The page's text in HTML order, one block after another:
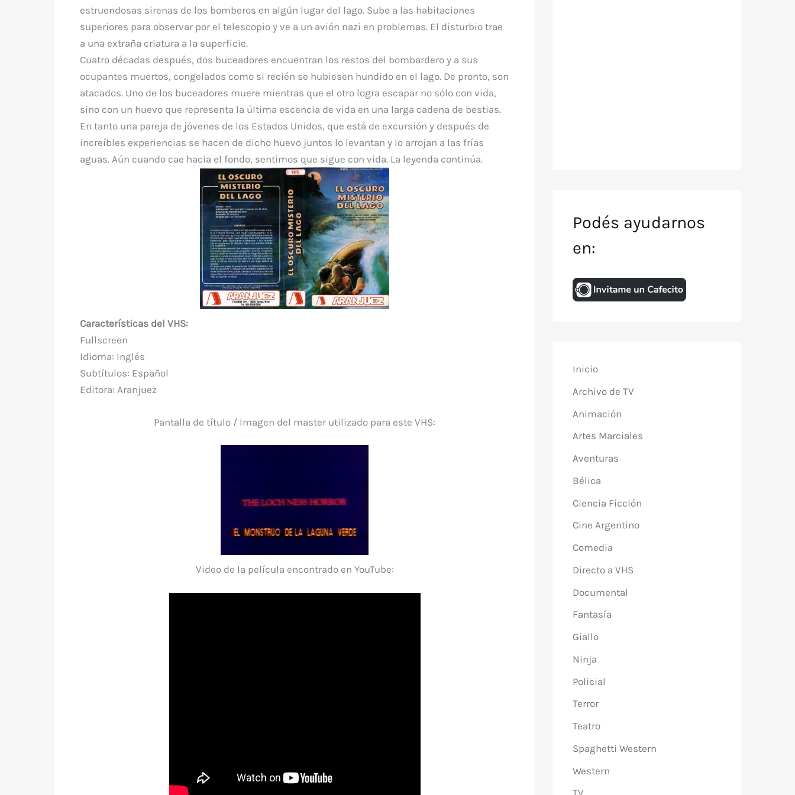
estruendosas sirenas de los bomberos en algún lugar del lago. Sube a las habitaciones
superiores para observar por el telescopio y ve a un avión nazi en problemas. El disturbio trae
a una extraña criatura a la superficie.
Cuatro décadas después, dos buceadores encuentran los restos del bombardero y a sus
ocupantes muertos, congelados como si recién se hubiesen hundido en el lago. De pronto, son
atacados. Uno de los buceadores muere mientras que el otro logra escapar no sólo con vida,
sino con un huevo que representa la última escencia de vida en una larga cadena de bestias.
En tanto una pareja de jóvenes de los Estados Unidos, que está de excursión y después de
increíbles experiencias se hacen de dicho huevo juntos lo levantan y lo arrojan a las frías
aguas. Aún cuando cae hacia el fondo, sentimos que sigue con vida. La leyenda continúa.
Características del VHS:
Fullscreen
Idioma: Inglés
Subtítulos: Español
Editora: Aranjuez
Pantalla de título / Imagen del master utilizado para este VHS:
Video de la película encontrado en YouTube:
Podés ayudarnos
en:
Inicio
Archivo de TV
Animación
Artes Marciales
Aventuras
Bélica
Ciencia Ficción
Cine Argentino
Comedia
Directo a VHS
Documental
Fantasía
Giallo
Ninja
Policial
Terror
Teatro
Spaghetti Western
Western